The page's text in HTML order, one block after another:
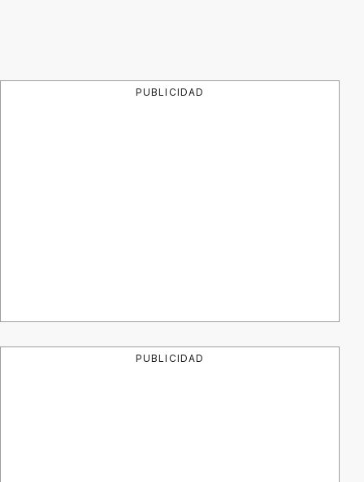
PUBLICIDAD
PUBLICIDAD